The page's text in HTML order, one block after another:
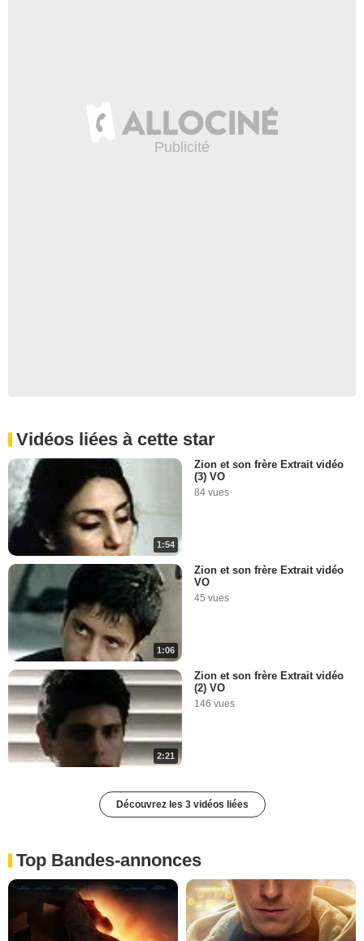
Vidéos liées à cette star
1:54
Zion et son frère Extrait vidéo
(3) VO
84 vues
1:06
Zion et son frère Extrait vidéo
VO
45 vues
2:21
Zion et son frère Extrait vidéo
(2) VO
146 vues
Découvrez les 3 vidéos liées
Top Bandes-annonces